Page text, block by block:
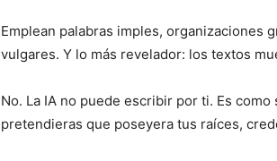
Emplean palabras imples, organizaciones
vulgares. Y lo más revelador: los textos
No. La IA no puede escribir por ti. Es
pretendieras que poseyera tus raíces,